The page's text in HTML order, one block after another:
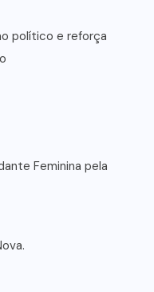
político e reforça
Feminina pela